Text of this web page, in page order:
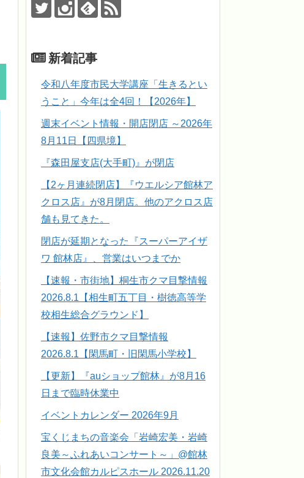
新着記事
令和八年度市民大学講座「生きるとい
うこと」今年は全4回！【2026年】
週末イベント情報・開店閉店 ～2026年
8月11日【四県境】
『森田屋支店(大手町)』が閉店
【2ヶ月連続閉店】『ウエルシア館林ア
クロス店』が8月閉店。他のアクロス店
舗も見てきた。
閉店が延期となった『スーパーアイザ
ワ 館林店』、営業はいつまでか
【速報・市街地】桐生市クマ目撃情報
2026.8.1【相生町五丁目・樹徳高等学
校相生総合グラウンド】
【速報】佐野市クマ目撃情報
2026.8.1【閑馬町・旧閑馬小学校】
【更新】『auショップ館林』が8月16
日まで臨時休業中
イベントカレンダー 2026年9月
宝くじまちの音楽会「岩崎宏美・岩崎
良美～ふれあいコンサート～」@館林
市文化会館カルピスホール 2026.11.20